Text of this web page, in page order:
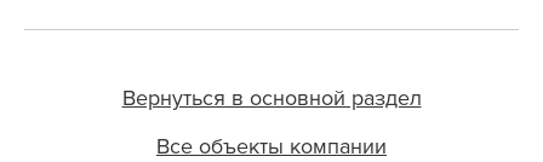
Вернуться в основной раздел
Все объекты компании